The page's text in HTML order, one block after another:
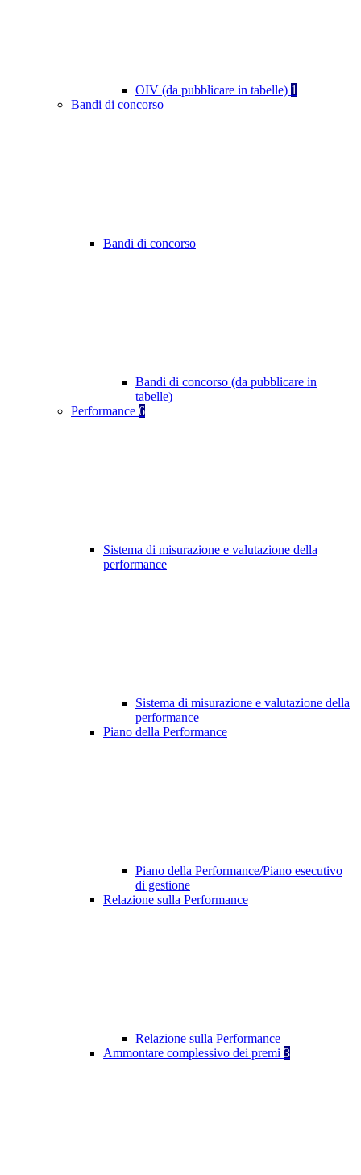
OIV (da pubblicare in tabelle) 1
Bandi di concorso
Bandi di concorso
Bandi di concorso (da pubblicare in
tabelle)
Performance 6
Sistema di misurazione e valutazione della
performance
Sistema di misurazione e valutazione della
performance
Piano della Performance
Piano della Performance/Piano esecutivo
di gestione
Relazione sulla Performance
Relazione sulla Performance
Ammontare complessivo dei premi 3